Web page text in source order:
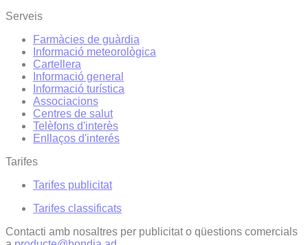
Serveis
Farmàcies de guàrdia
Informació meteorològica
Cartellera
Informació general
Informació turística
Associacions
Centres de salut
Telèfons d'interès
Enllaços d'interés
Tarifes
Tarifes publicitat
Tarifes classificats
Contacti amb nosaltres per publicitat o qüestions comercials